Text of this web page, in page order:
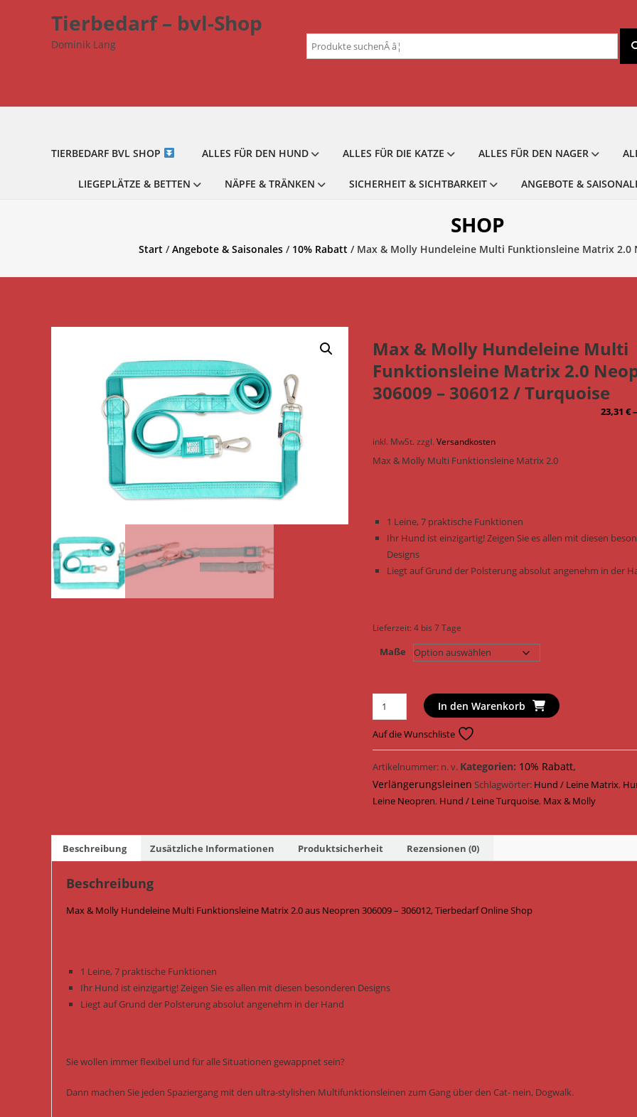
Tierbedarf – bvl-Shop
Dominik Lang
Suchen
nach:
TIERBEDARF BVL SHOP ALLES FÜR DEN HUND ALLES FÜR DIE KATZE ALLES FÜR DEN NAGER
LIEGEPLÄTZE & BETTEN NÄPFE & TRÄNKEN SICHERHEIT & SICHTBARKEIT ANGEBOTE &
SHOP
Start /Angebote & Saisonales / 10% Rabatt / Max & Molly Hundeleine Multi Funktionsleine Matrix 2.0
Max & Molly Hundeleine Multi
Funktionsleine Matrix 2.0
306009 – 306012 / Turquoise
23,31 €
inkl. MwSt. zzgl.Versandkosten
Max & Molly Multi Funktionsleine Matrix 2.0
1 Leine, 7 praktische Funktionen
Ihr Hund ist einzigartig! Zeigen Sie es allen mit diesen
Designs
Liegt auf Grund der Polsterung absolut angenehm in der
Lieferzeit:4 bis 7 Tage
Maße
Max
&
Molly
Hundeleine
Multi
Funktionsleine
Matrix
306009
-
Turquoise
In den Warenkorb
Auf die Wunschliste
Artikelnummer: n. v. Kategorien: 10% Rabatt,
Verlängerungsleinen Schlagwörter: Hund / Leine Matrix,
Leine Neopren, Hund / Leine Turquoise, Max & Molly
Beschreibung Zusätzliche Informationen Produktsicherheit Rezensionen (0)
Beschreibung
Max & Molly Hundeleine Multi Funktionsleine Matrix 2.0 aus Neopren 306009 – 306012, Tierbedarf Online Shop
1 Leine, 7 praktische Funktionen
Ihr Hund ist einzigartig! Zeigen Sie es allen mit diesen besonderen Designs
Liegt auf Grund der Polsterung absolut angenehm in der Hand
Sie wollen immer flexibel und für alle Situationen gewappnet sein?
Dann machen Sie jeden Spaziergang mit den ultra-stylishen Multifunktionsleinen zum Gang über den Cat- nein, Dogwalk.